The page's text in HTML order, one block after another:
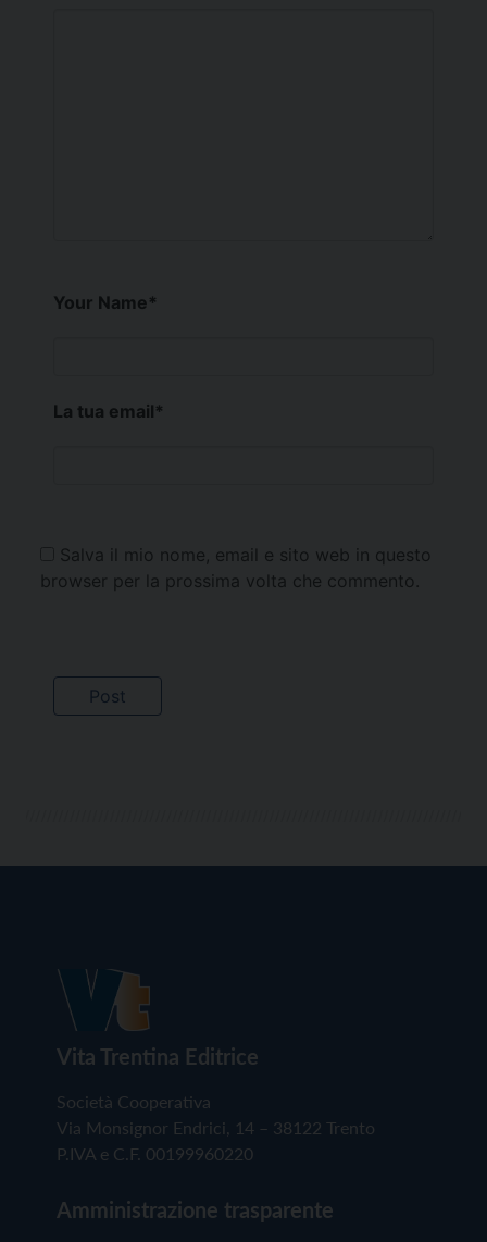
Your Name*
La tua email*
Salva il mio nome, email e sito web in questo
browser per la prossima volta che commento.
Vita Trentina Editrice
Società Cooperativa
Via Monsignor Endrici, 14 – 38122 Trento
P.IVA e C.F. 00199960220
Amministrazione trasparente